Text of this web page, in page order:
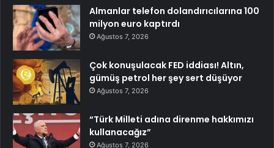
Almanlar telefon dolandırıcılarına 100
milyon euro kaptırdı
Ağustos 7, 2026
Çok konuşulacak FED iddiası! Altın,
gümüş petrol her şey sert düşüyor
Ağustos 7, 2026
“Türk Milleti adına direnme hakkımızı
kullanacağız”
Ağustos 7, 2026